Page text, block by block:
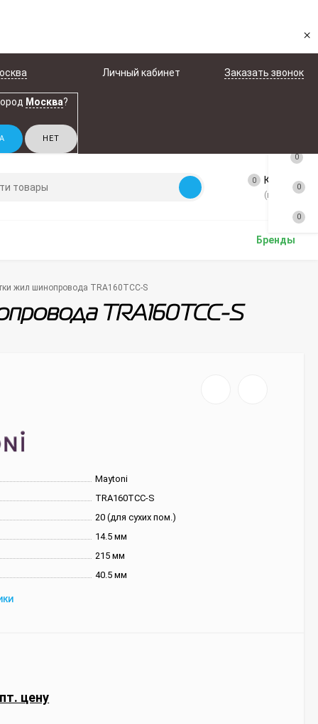
×
Москва?
Личный кабинет Заказать звонок
0 Корзина
(пусто)
Бренды
жил шинопровода TRA160TCC-S
TRA160TCC-S
Maytoni
TRA160TCC-S
20 (для сухих пом.)
14.5 мм
215 мм
40.5 мм
цену
0
0
0